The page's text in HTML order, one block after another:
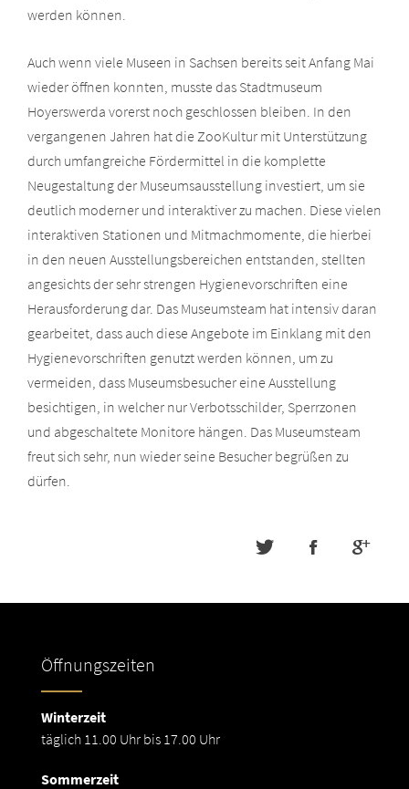
werden können.
Auch wenn viele Museen in Sachsen bereits seit Anfang Mai
wieder öffnen konnten, musste das Stadtmuseum
Hoyerswerda vorerst noch geschlossen bleiben. In den
vergangenen Jahren hat die ZooKultur mit Unterstützung
durch umfangreiche Fördermittel in die komplette
Neugestaltung der Museumsausstellung investiert, um sie
deutlich moderner und interaktiver zu machen. Diese vielen
interaktiven Stationen und Mitmachmomente, die hierbei
in den neuen Ausstellungsbereichen entstanden, stellten
angesichts der sehr strengen Hygienevorschriften eine
Herausforderung dar. Das Museumsteam hat intensiv daran
gearbeitet, dass auch diese Angebote im Einklang mit den
Hygienevorschriften genutzt werden können, um zu
vermeiden, dass Museumsbesucher eine Ausstellung
besichtigen, in welcher nur Verbotsschilder, Sperrzonen
und abgeschaltete Monitore hängen. Das Museumsteam
freut sich sehr, nun wieder seine Besucher begrüßen zu
dürfen.
Öffnungszeiten
Winterzeit
täglich 11.00 Uhr bis 17.00 Uhr
Sommerzeit